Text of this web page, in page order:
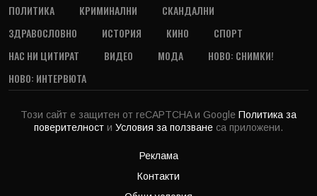
ПОЛИТИКА
КРИМИНАЛНИ
СКАНДАЛНИ
ЗДРАВОСЛОВНО
ИСТОРИЯ КИНО
СПОРТ
НАС НИ ЦИТИРАТ
ВИДЕО МОДА
НОВО: СНИМКИ!
НОВО: ИНТЕРВЮТА
Този сайт е защитен от reCAPTCHA и Google Политика за
поверителност и Условия за ползване са приложени.
Реклама
Контакти